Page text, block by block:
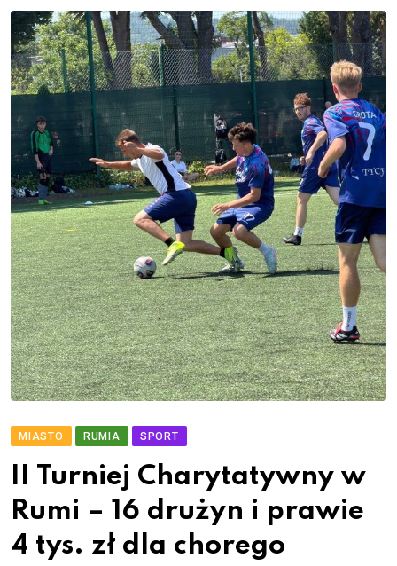
MIASTO RUMIA SPORT
II Turniej Charytatywny w
Rumi – 16 drużyn i prawie
4 tys. zł dla chorego